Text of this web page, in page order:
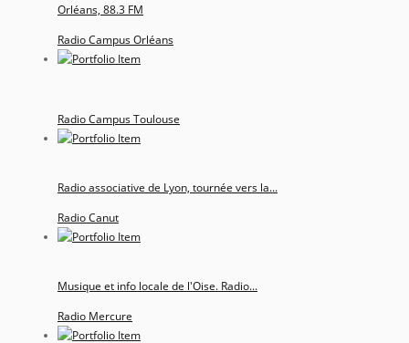
Orléans, 88.3 FM
Radio Campus Orléans
Radio Campus Toulouse
Radio associative de Lyon, tournée vers la...
Radio Canut
Musique et info locale de l'Oise. Radio...
Radio Mercure